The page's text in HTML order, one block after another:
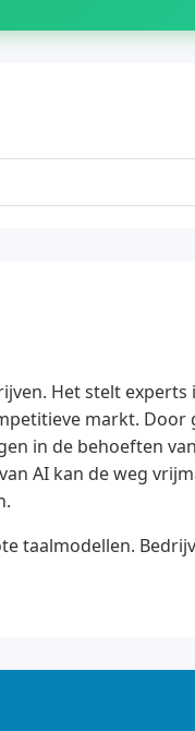
Het stelt experts
markt. Door
in de behoeften
AI kan de weg
taalmodellen.